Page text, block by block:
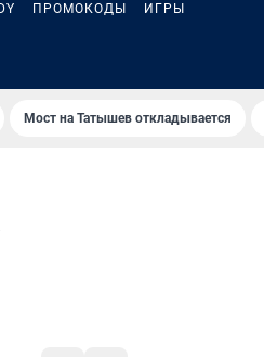
ПРОМОКОДЫ ИГРЫ
Мост на Татышев откладывается